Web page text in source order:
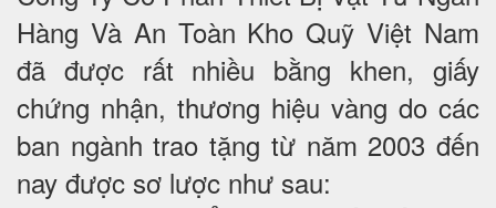
Hàng Và An Toàn Kho Quỹ Việt Nam
đã được rất nhiều bằng khen, giấy
chứng nhận, thương hiệu vàng do các
ban ngành trao tặng từ năm 2003 đến
nay được sơ lược như sau: